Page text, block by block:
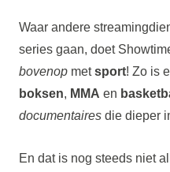
Waar andere
series gaan, doet
bovenopmetsport! Zo is
boksen, MMA en
documentairesdie dieper
En dat is nog steeds niet